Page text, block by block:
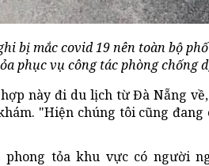
bị mắc covid 19 nên toàn bộ
phục vụ công tác phòng chống
này đi du lịch từ Đà Nẵng
"Hiện chúng tôi cũng
phong tỏa khu vực có người